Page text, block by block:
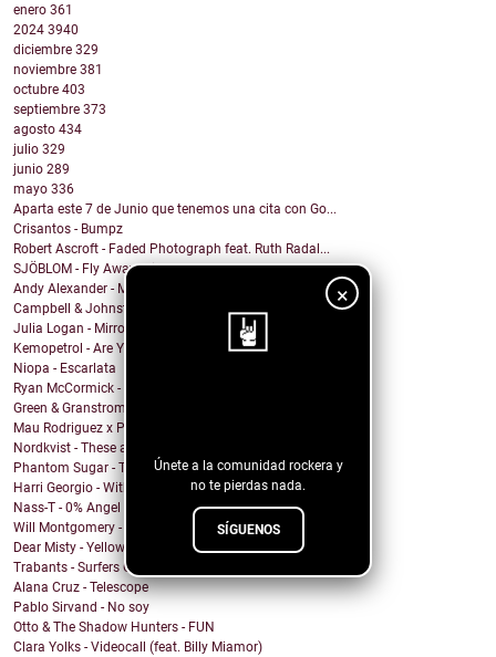
×
Únete a la comunidad rockera y
no te pierdas nada.
SÍGUENOS
enero 361
2024 3940
diciembre 329
noviembre 381
octubre 403
septiembre 373
agosto 434
julio 329
junio 289
mayo 336
Aparta este 7 de Junio que tenemos una cita con Go...
Crisantos - Bumpz
Robert Ascroft - Faded Photograph feat. Ruth Radal...
SJÖBLOM - Fly Away With Me
Andy Alexander - Mr. Cool
Campbell & Johnston - Don’t Get Down (On a Good Th...
Julia Logan - Mirrors
Kemopetrol - Are You Coming Home?
Niopa - Escarlata
Ryan McCormick - Sonic Boom
Green & Granstrom - Only Summer
Mau Rodriguez x Perfecto Mando x Grupo la Union - ...
Nordkvist - These are the days
Phantom Sugar - Too Psycho
Harri Georgio - With the Lights On
Nass-T - 0% Angel
Will Montgomery - Last Man Standing
Dear Misty - Yellow Cadillac
Trabants - Surfers On Acid
Alana Cruz - Telescope
Pablo Sirvand - No soy
Otto & The Shadow Hunters - FUN
Clara Yolks - Videocall (feat. Billy Miamor)